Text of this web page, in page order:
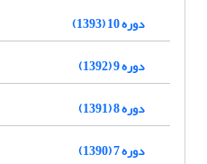
دوره 10 (1393)
دوره 9 (1392)
دوره 8 (1391)
دوره 7 (1390)